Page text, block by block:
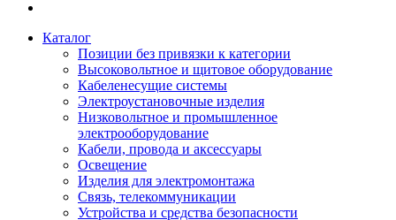
Каталог
Позиции без привязки к категории
Высоковольтное и щитовое оборудование
Кабеленесущие системы
Электроустановочные изделия
Низковольтное и промышленное
электрооборудование
Кабели, провода и аксессуары
Освещение
Изделия для электромонтажа
Связь, телекоммуникации
Устройства и средства безопасности